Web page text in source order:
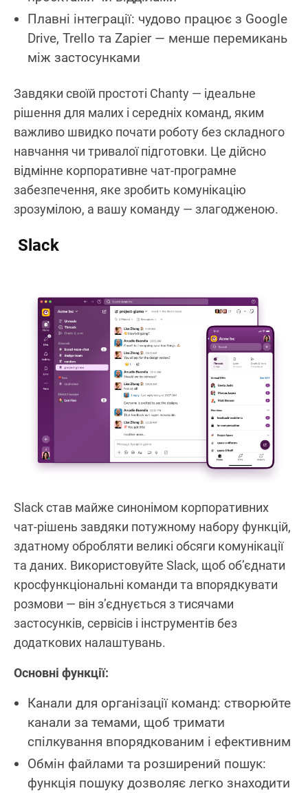
Плавні інтеграції: чудово працює з Google
Drive, Trello та Zapier — менше перемикань
між застосунками
Завдяки своїй простоті Chanty — ідеальне
рішення для малих і середніх команд, яким
важливо швидко почати роботу без складного
навчання чи тривалої підготовки. Це дійсно
відмінне корпоративне чат-програмне
забезпечення, яке зробить комунікацію
зрозумілою, а вашу команду — злагодженою.
Slack
Slack став майже синонімом корпоративних
чат-рішень завдяки потужному набору функцій,
здатному обробляти великі обсяги комунікації
та даних. Використовуйте Slack, щоб об’єднати
кросфункціональні команди та впорядкувати
розмови — він з’єднується з тисячами
застосунків, сервісів і інструментів без
додаткових налаштувань.
Основні функції:
Канали для організації команд: створюйте
канали за темами, щоб тримати
спілкування впорядкованим і ефективним
Обмін файлами та розширений пошук:
функція пошуку дозволяє легко знаходити